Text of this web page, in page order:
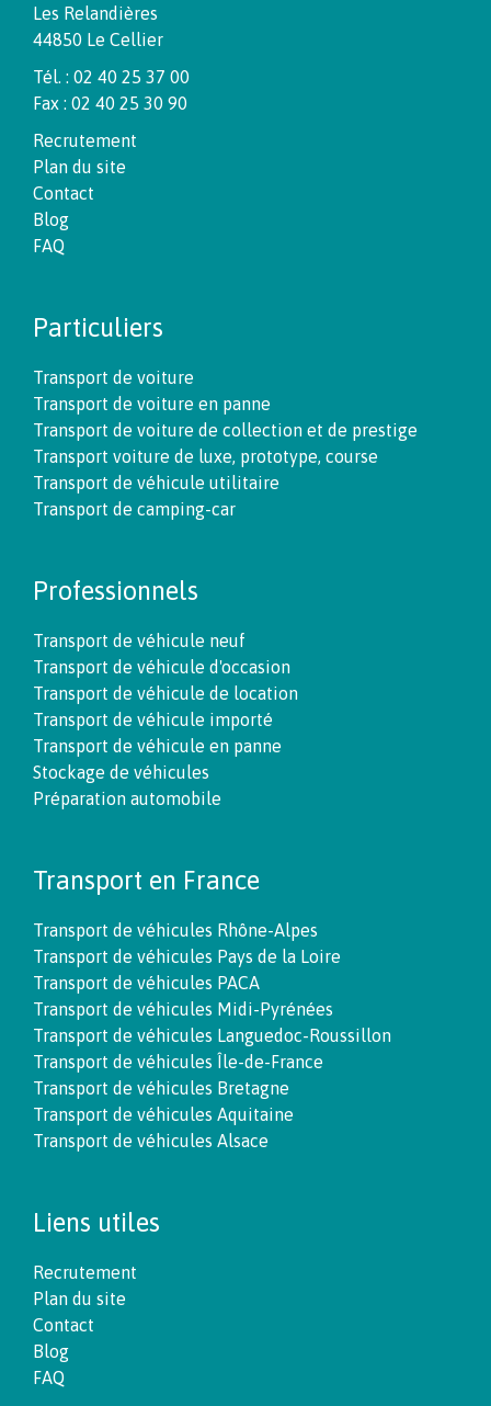
Les Relandières
44850 Le Cellier
Tél. : 02 40 25 37 00
Fax : 02 40 25 30 90
Recrutement
Plan du site
Contact
Blog
FAQ
Particuliers
Transport de voiture
Transport de voiture en panne
Transport de voiture de collection et de prestige
Transport voiture de luxe, prototype, course
Transport de véhicule utilitaire
Transport de camping-car
Professionnels
Transport de véhicule neuf
Transport de véhicule d'occasion
Transport de véhicule de location
Transport de véhicule importé
Transport de véhicule en panne
Stockage de véhicules
Préparation automobile
Transport en France
Transport de véhicules Rhône-Alpes
Transport de véhicules Pays de la Loire
Transport de véhicules PACA
Transport de véhicules Midi-Pyrénées
Transport de véhicules Languedoc-Roussillon
Transport de véhicules Île-de-France
Transport de véhicules Bretagne
Transport de véhicules Aquitaine
Transport de véhicules Alsace
Liens utiles
Recrutement
Plan du site
Contact
Blog
FAQ